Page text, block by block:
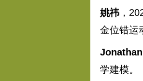
姚祎 ，
金位错运
学建模。